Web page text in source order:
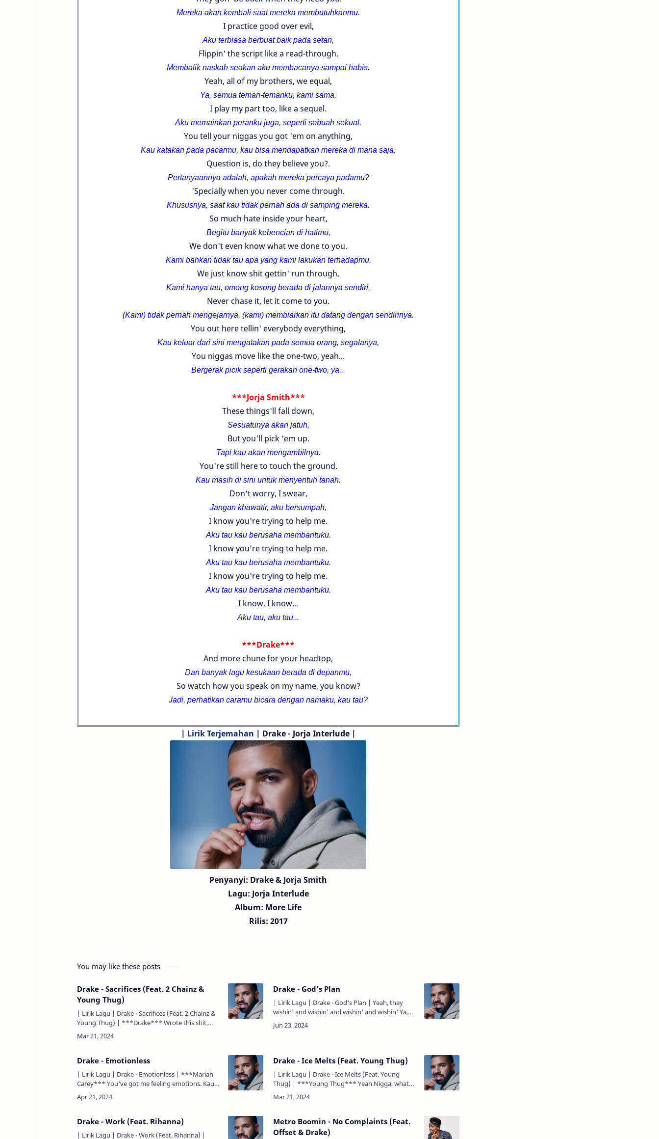
Mereka akan kembali saat mereka membutuhkanmu.
I practice good over evil,
Aku terbiasa berbuat baik pada setan,
Flippin' the script like a read-through.
Membalik naskah seakan aku membacanya sampai habis.
Yeah, all of my brothers, we equal,
Ya, semua teman-temanku, kami sama,
I play my part too, like a sequel.
Aku memainkan peranku juga, seperti sebuah sekual.
You tell your niggas you got 'em on anything,
Kau katakan pada pacarmu, kau bisa mendapatkan mereka di mana saja,
Question is, do they believe you?.
Pertanyaannya adalah, apakah mereka percaya padamu?
'Specially when you never come through.
Khususnya, saat kau tidak pernah ada di samping mereka.
So much hate inside your heart,
Begitu banyak kebencian di hatimu,
We don't even know what we done to you.
Kami bahkan tidak tau apa yang kami lakukan terhadapmu.
We just know shit gettin' run through,
Kami hanya tau, omong kosong berada di jalannya sendiri,
Never chase it, let it come to you.
(Kami) tidak pernah mengejarnya, (kami) membiarkan itu datang dengan sendirinya.
You out here tellin' everybody everything,
Kau keluar dari sini mengatakan pada semua orang, segalanya,
You niggas move like the one-two, yeah...
Bergerak picik seperti gerakan one-two, ya...
***Jorja Smith***
These things'll fall down,
Sesuatunya akan jatuh,
But you'll pick 'em up.
Tapi kau akan mengambilnya.
You're still here to touch the ground.
Kau masih di sini untuk menyentuh tanah.
Don't worry, I swear,
Jangan khawatir, aku bersumpah,
I know you're trying to help me.
Aku tau kau berusaha membantuku.
I know you're trying to help me.
Aku tau kau berusaha membantuku.
I know you're trying to help me.
Aku tau kau berusaha membantuku.
I know, I know...
Aku tau, aku tau...
***Drake***
And more chune for your headtop,
Dan banyak lagu kesukaan berada di depanmu,
So watch how you speak on my name, you know?
Jadi, perhatikan caramu bicara dengan namaku, kau tau?
| Lirik Terjemahan | Drake - Jorja Interlude |
Penyanyi: Drake & Jorja Smith
Lagu: Jorja Interlude
Album: More Life
Rilis: 2017
You may like these posts
Drake - Sacrifices (Feat. 2 Chainz &
Young Thug)
| Lirik Lagu | Drake - Sacrifices (Feat. 2 Chainz &
Young Thug) | ***Drake*** Wrote this shit,
January 21 Baby girl, I had to run, I'll be back a
couple mo…
Drake - God's Plan
| Lirik Lagu | Drake - God's Plan | Yeah, they
wishin' and wishin' and wishin' and wishin' Ya,
mereka berharap, dan berharap, dan berharap...
They wishin' on m…
Drake - Emotionless
| Lirik Lagu | Drake - Emotionless | ***Mariah
Carey*** You've got me feeling emotions. Kau
membuat aku merasakan emosi-emosi. Ayy,
higher. Ya, lebih tinggi. A…
Drake - Ice Melts (Feat. Young Thug)
| Lirik Lagu | Drake - Ice Melts (Feat. Young
Thug) | ***Young Thug*** Yeah Nigga, what
you thought? Slatt, slatt, slatt (yeah, yeah)
Jeffery Feelin' rough, ro…
Drake - Work (Feat. Rihanna)
| Lirik Lagu | Drake - Work (Feat. Rihanna) |
Metro Boomin - No Complaints (Feat.
Offset & Drake)